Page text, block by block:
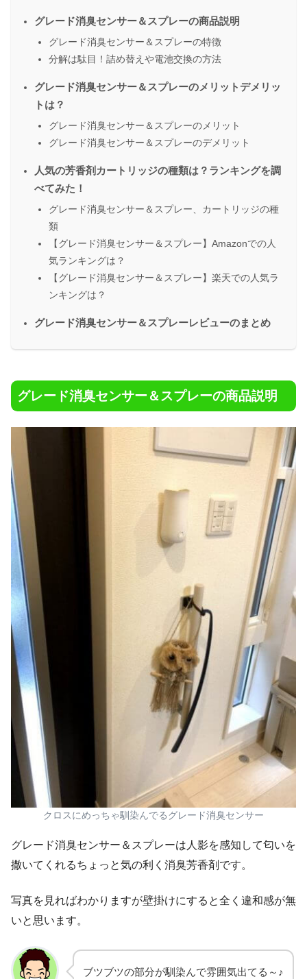
グレード消臭センサー＆スプレーの商品説明
グレード消臭センサー＆スプレーの特徴
分解は駄目！詰め替えや電池交換の方法
グレード消臭センサー＆スプレーのメリットデメリッ
トは？
グレード消臭センサー＆スプレーのメリット
グレード消臭センサー＆スプレーのデメリット
人気の芳香剤カートリッジの種類は？ランキングを調
べてみた！
グレード消臭センサー＆スプレー、カートリッジの種
類
【グレード消臭センサー＆スプレー】Amazonでの人
気ランキングは？
【グレード消臭センサー＆スプレー】楽天での人気ラ
ンキングは？
グレード消臭センサー＆スプレーレビューのまとめ
グレード消臭センサー＆スプレーの商品説明
クロスにめっちゃ馴染んでるグレード消臭センサー
グレード消臭センサー＆スプレーは人影を感知して匂いを
撒いてくれるちょっと気の利く消臭芳香剤です。
写真を見ればわかりますが壁掛けにすると全く違和感が無
いと思います。
ブツブツの部分が馴染んで雰囲気出てる～♪